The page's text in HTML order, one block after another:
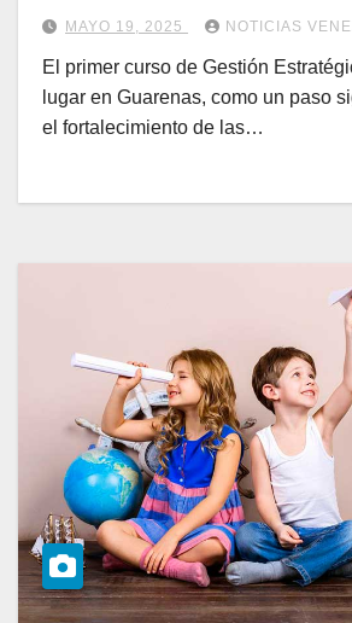
MAYO 19, 2025 NOTICIAS
El primer curso de Gestión
lugar en Guarenas, como un paso
el fortalecimiento de las…